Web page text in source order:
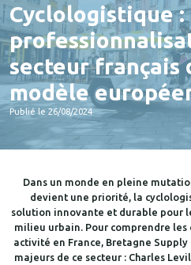
Cyclologistique :
secteur français
modèle
Publié le 26/08/2024
Dans un monde en pleine
devient une priorité, la
solution innovante et durable pour
milieu urbain. Pour comprendre
activité en France, Bretagne
majeurs de ce secteur : Charles